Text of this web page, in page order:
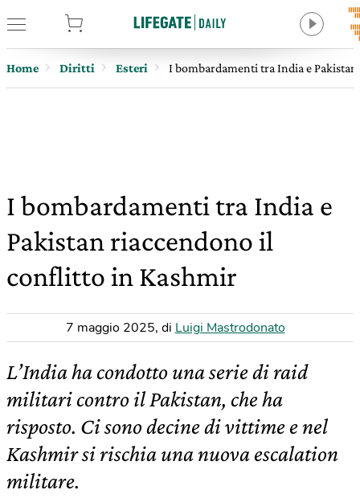
Home Diritti Esteri I bombardamenti tra India e
I bombardamenti tra India e
Pakistan riaccendono il
conflitto in Kashmir
7 maggio 2025, di Luigi Mastrodonato
L’India ha condotto una serie di raid
militari contro il Pakistan, che ha
risposto. Ci sono decine di vittime e nel
Kashmir si rischia una nuova escalation
militare.